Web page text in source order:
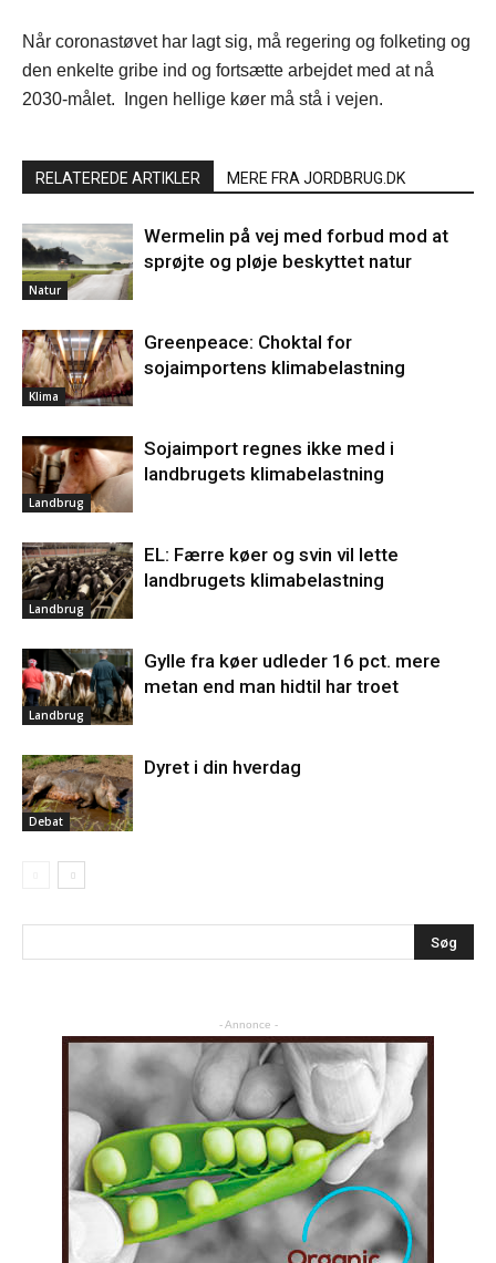
Når coronastøvet har lagt sig, må regering og folketing og
den enkelte gribe ind og fortsætte arbejdet med at nå
2030-målet. Ingen hellige køer må stå i vejen.
RELATEREDE ARTIKLER MERE FRA JORDBRUG.DK
Natur
Wermelin på vej med forbud mod at
sprøjte og pløje beskyttet natur
Klima
Greenpeace: Choktal for
sojaimportens klimabelastning
Landbrug
Sojaimport regnes ikke med i
landbrugets klimabelastning
Landbrug
EL: Færre køer og svin vil lette
landbrugets klimabelastning
Landbrug
Gylle fra køer udleder 16 pct. mere
metan end man hidtil har troet
Debat
Dyret i din hverdag
- Annonce -